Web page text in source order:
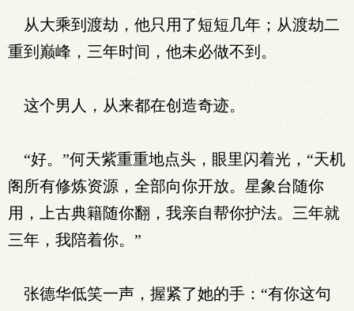
从大乘到渡劫，他只用了短短几年；从渡劫二
重到巅峰，三年时间，他未必做不到。
这个男人，从来都在创造奇迹。
“好。”何天紫重重地点头，眼里闪着光，“天机
阁所有修炼资源，全部向你开放。星象台随你
用，上古典籍随你翻，我亲自帮你护法。三年就
三年，我陪着你。”
张德华低笑一声，握紧了她的手：“有你这句